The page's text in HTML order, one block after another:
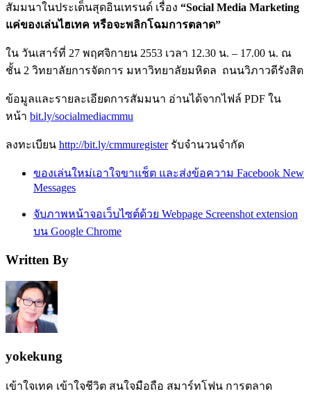
สัมมนาในประเด็นสุดอินเทรนด์ เรื่อง “Social Media Marketing
แค่ของเล่นไฮเทค หรือจะพลิกโฉมการตลาด”
ใน วันเสาร์ที่ 27 พฤศจิกายน 2553 เวลา 12.30 น. – 17.00 น. ณ
ชั้น 2 วิทยาลัยการจัดการ มหาวิทยาลัยมหิดล ถนนวิภาวดีรังสิต
ข้อมูลและรายละเอียดการสัมมนา อ่านได้จากไฟล์ PDF ใน
หน้า bit.ly/socialmediacmmu
ลงทะเบียน http://bit.ly/cmmuregisterรับจำนวนจำกัด
ของเล่นใหม่เอาใจขาแช็ต และส่งข้อความ Facebook New
Messages
จับภาพหน้าจอเว็บไซต์ด้วย Webpage Screenshot extension
บน Google Chrome
Written By
yokekung
เข้าใจเทค เข้าใจชีวิต สนใจมือถือ สมาร์ทโฟน การตลาด